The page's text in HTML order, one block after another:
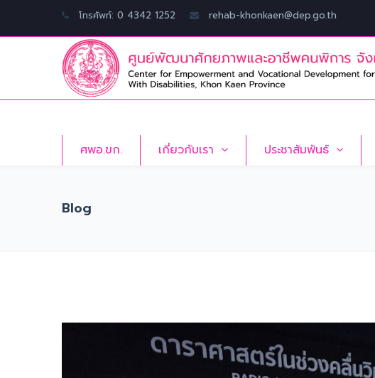
โทรศัพท์: 0 4342 1252 rehab-khonkaen@dep.go.th
ศพอ.ขก. เกี่ยวกับเรา ประชาสัมพันธ์
Blog